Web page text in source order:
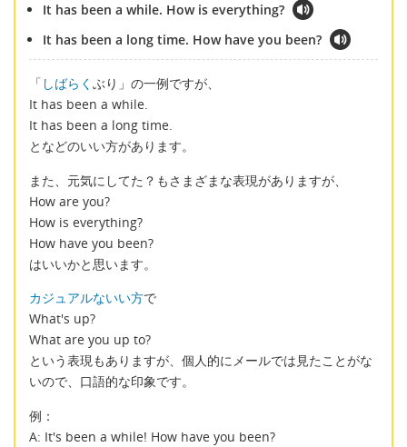
It has been a while. How is everything?
It has been a long time. How have you been?
「 しばらく ぶり」の一例ですが、
It has been a while.
It has been a long time.
となどのいい方があります。
また、元気にしてた？もさまざまな表現がありますが、
How are you?
How is everything?
How have you been?
はいいかと思います。
カジュアルないい方で
What's up?
What are you up to?
という表現もありますが、個人的にメールでは見たことがな
いので、口語的な印象です。
例：
A: It's been a while! How have you been?